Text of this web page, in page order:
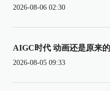
2026-08-06 02:30
AIGC时代 动画还是原来
2026-08-05 09:33